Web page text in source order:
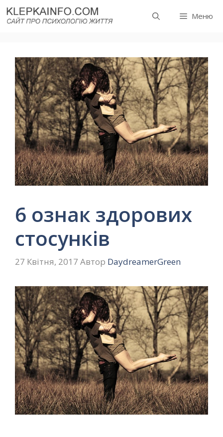
Перейти
до
Меню
6 ознак здорових
стосунків
27 Квітня, 2017 Автор DaydreamerGreen